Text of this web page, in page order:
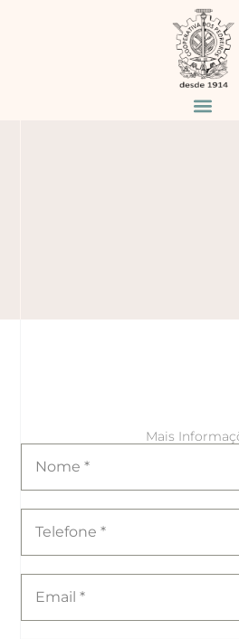
PEDRAS
/
Pedras
Mais